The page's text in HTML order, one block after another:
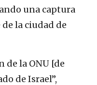
una captura
la ciudad de
de la ONU [de
de Israel”,